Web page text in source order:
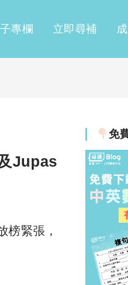
專欄 立即尋補
Jupas
榜緊張，
免